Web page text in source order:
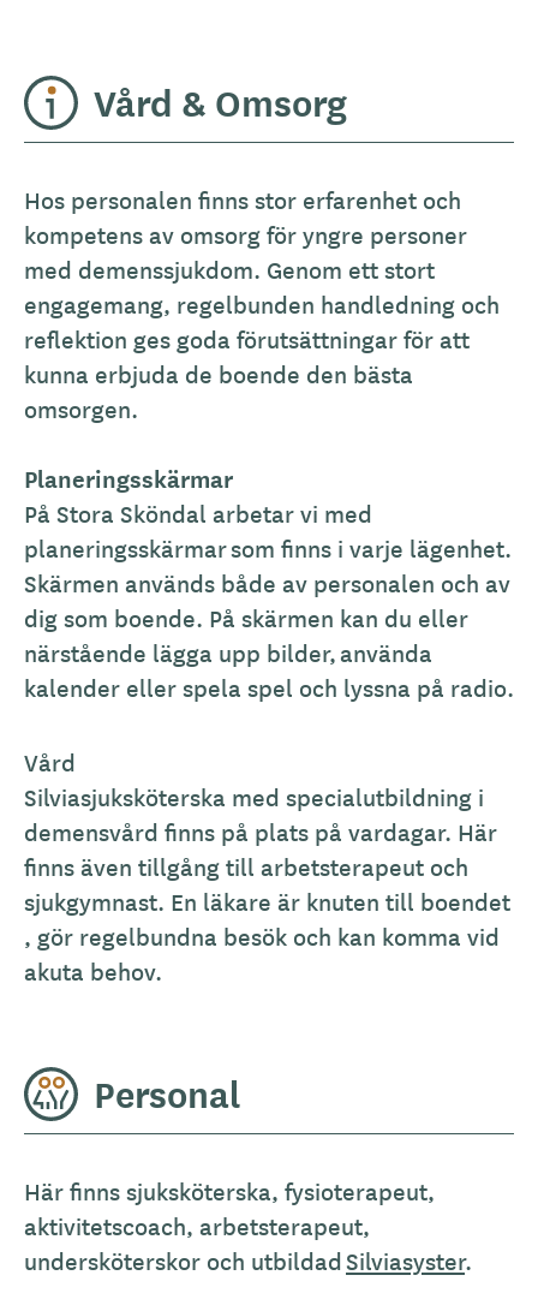
Vård & Omsorg
Hos personalen finns stor erfarenhet och
kompetens av omsorg för yngre personer
med demenssjukdom. Genom ett stort
engagemang, regelbunden handledning och
reflektion ges goda förutsättningar för att
kunna erbjuda de boende den bästa
omsorgen.
Planeringsskärmar
På Stora Sköndal arbetar vi med
planeringsskärmar som finns i varje lägenhet.
Skärmen används både av personalen och av
dig som boende. På skärmen kan du eller
närstående lägga upp bilder, använda
kalender eller spela spel och lyssna på radio.
Vård
Silviasjuksköterska med specialutbildning i
demensvård finns på plats på vardagar. Här
finns även tillgång till arbetsterapeut och
sjukgymnast. En läkare är knuten till boendet
, gör regelbundna besök och kan komma vid
akuta behov.
Personal
Här finns sjuksköterska, fysioterapeut,
aktivitetscoach, arbetsterapeut,
undersköterskor och utbildadSilviasyster.